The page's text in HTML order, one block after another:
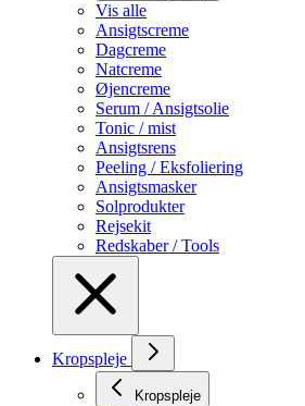
Vis alle
Ansigtscreme
Dagcreme
Natcreme
Øjencreme
Serum / Ansigtsolie
Tonic / mist
Ansigtsrens
Peeling / Eksfoliering
Ansigtsmasker
Solprodukter
Rejsekit
Redskaber / Tools
Kropspleje
Kropspleje